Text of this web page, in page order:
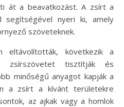
át a beavatkozást. A zsírt a
segítségével nyeri ki, amely
szöveteknek.
eltávolították, következik a
zsírszövetet tisztítják és
minőségű anyagot kapják a
a zsírt a kívánt területekre
az ajkak vagy a homlok